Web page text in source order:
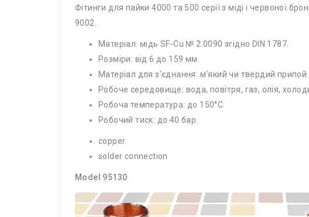
Фітинги для пайки 4000 та 500 серії з міді і червоної
9002.
Матеріал: мідь SF-Cu № 2.0090 згідно DIN 1787.
Розміри: від 6 до 159 мм.
Матеріал для з'єднання: м'який чи твердий припой.
Робоче середовище: вода, повітря, газ, олія,
Робоча температура: до 150°С.
Робочий тиск: до 40 бар.
copper
solder connection
Model 95130